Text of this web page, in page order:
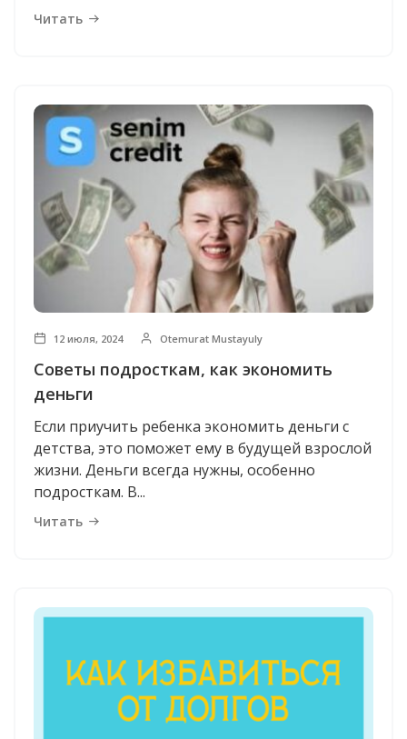
Читать
12 июля, 2024 Otemurat Mustayuly
Советы подросткам, как экономить
деньги
Если приучить ребенка экономить деньги с
детства, это поможет ему в будущей взрослой
жизни. Деньги всегда нужны, особенно
подросткам. В...
Читать